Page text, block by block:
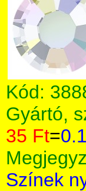
Kód:
Gyártó,
35 Ft=
Színek